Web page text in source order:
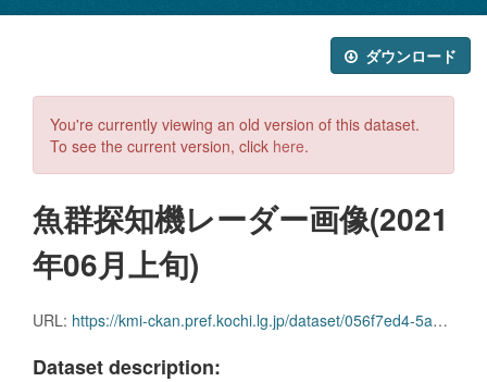
ダウンロード
You're currently viewing an old version of this dataset.
To see the current version, click here.
魚群探知機レーダー画像(2021
年06月上旬)
URL: https://kmi-ckan.pref.kochi.lg.jp/dataset/056f7ed4-5a07-486a-8b65-ec28e5eeb0b5/resource/9687a8b0-a7f2-451a-9e0e-0924e31b7c88/download/gyoguntanchikireedaagazou2021nen06-joujun.zip
Dataset description: